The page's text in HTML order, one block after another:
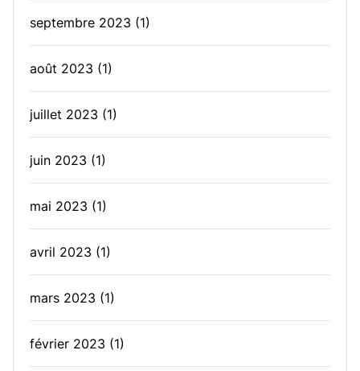
septembre 2023 (1)
août 2023 (1)
juillet 2023 (1)
juin 2023 (1)
mai 2023 (1)
avril 2023 (1)
mars 2023 (1)
février 2023 (1)